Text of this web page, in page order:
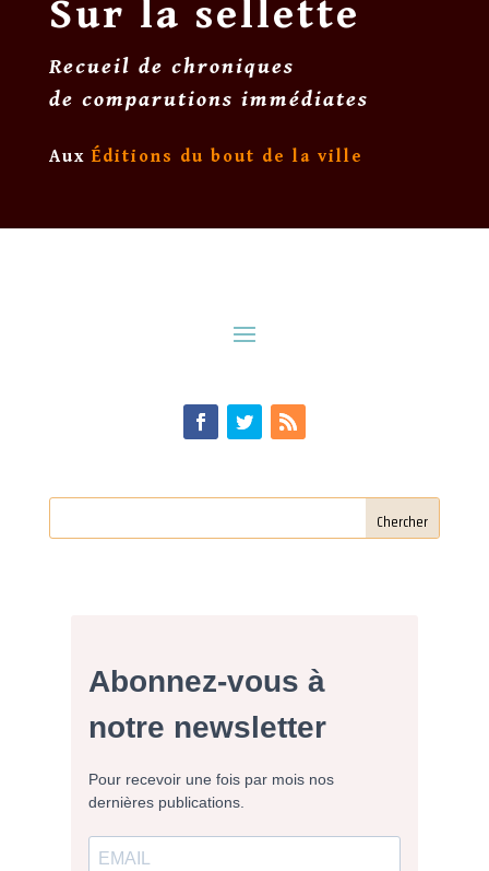
Sur la sellette
Recueil de chroniques
de comparutions immédiates
Aux Éditions du bout de la ville